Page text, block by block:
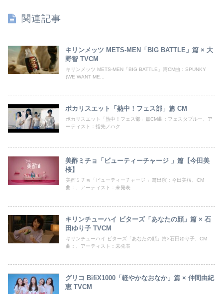
関連記事
キリンメッツ METS-MEN「BIG BATTLE」篇 × 大
野智 TVCM
キリンメッツ METS-MEN「BIG BATTLE」篇CM曲：SPUNKY
(WE WANT ME...
ポカリスエット「熱中！フェス部」篇 CM
ポカリスエット「熱中！フェス部」篇CM曲：フェスタブルー、ア
ーティスト：指先ノハク
美酢ミチョ「ビューティーチャージ 」篇【今田美
桜】
美酢ミチョ「ビューティーチャージ 」篇出演：今田美桜、CM
曲：、アーティスト：未発表
キリンチューハイ ビターズ「あなたの顔」篇 × 石
田ゆり子 TVCM
キリンチューハイ ビターズ「あなたの顔」篇×石田ゆり子、CM
曲：、アーティスト：未発表
グリコ BifiX1000「軽やかなおなか」篇 × 仲間由紀
恵 TVCM